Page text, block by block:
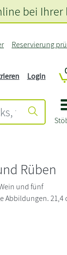
Reservierung
Login
bei Ihrer
Rüben
und fünf
Abbildungen. 21,4